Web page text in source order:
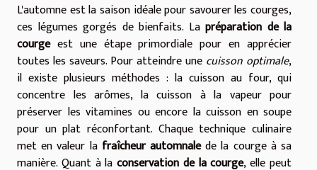
L'automne est la saison idéale pour savourer les courges,
ces légumes gorgés de bienfaits. La préparation de la
courgeest une étape primordiale pour en apprécier
toutes les saveurs. Pour atteindre une cuisson optimale,
il existe plusieurs méthodes : la cuisson au four, qui
concentre les arômes, la cuisson à la vapeur pour
préserver les vitamines ou encore la cuisson en soupe
pour un plat réconfortant. Chaque technique culinaire
met en valeur la fraîcheur automnalede la courge à sa
manière. Quant à laconservation de la courge, elle peut